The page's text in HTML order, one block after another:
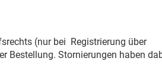
(nur bei Registrierung über
Bestellung. Stornierungen haben